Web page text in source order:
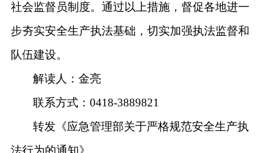
社会监督员制度。通过以上措施，督促各地进一
步夯实安全生产执法基础，切实加强执法监督和
队伍建设。
解读人：金亮
联系方式：0418-3889821
转发《应急管理部关于严格规范安全生产执
法行为的通知》